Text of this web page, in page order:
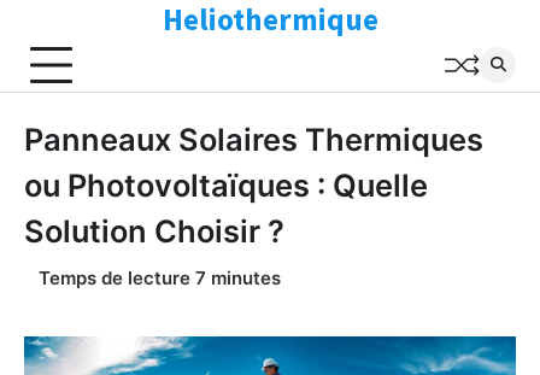
content
Heliothermique
Panneaux Solaires Thermiques
ou Photovoltaïques : Quelle
Solution Choisir ?